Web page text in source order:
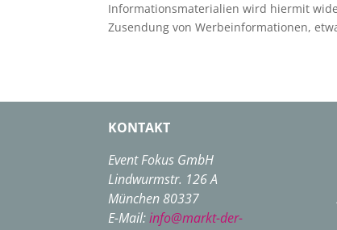
Informationsmaterialien wird hiermit
Zusendung von Werbeinformationen,
KONTAKT
Event Fokus GmbH
Lindwurmstr. 126 A
München 80337
E-Mail:info@markt-der-